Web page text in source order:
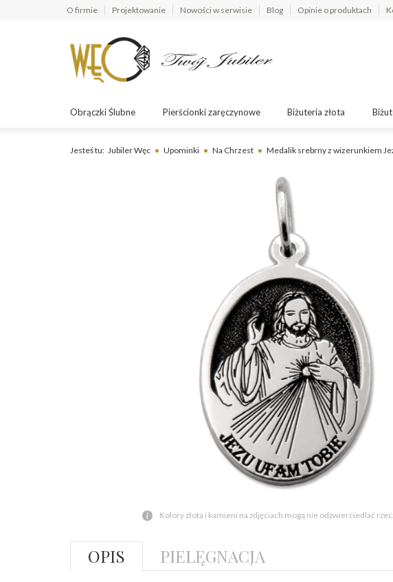
O firmie Projektowanie Nowości w serwisie Blog Opinie o produktach
Obrączki Ślubne Pierścionki zaręczynowe Biżuteria złota
Jesteś tu: Jubiler Węc Upominki Na Chrzest Medalik srebrny z wizerunkiem
Kolory złota i kamieni na zdjęciach mogą nie odzwierciedlać
OPIS PIELĘGNACJA